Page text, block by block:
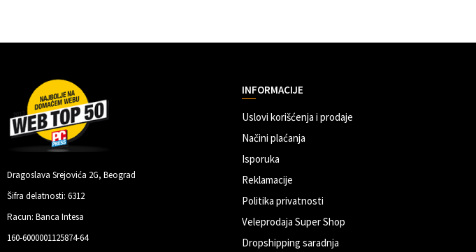
Dragoslava Srejovića 2G, Beograd
Šifra delatnosti: 6312
Racun: Banca Intesa
160-6000001125874-64
INFORMACIJE
Uslovi korišćenja i prodaje
Načini plaćanja
Isporuka
Reklamacije
Politika privatnosti
Veleprodaja Super Shop
Dropshipping saradnja